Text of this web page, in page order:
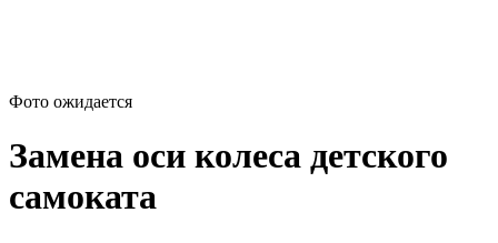
Фото ожидается
Замена оси колеса детского
самоката